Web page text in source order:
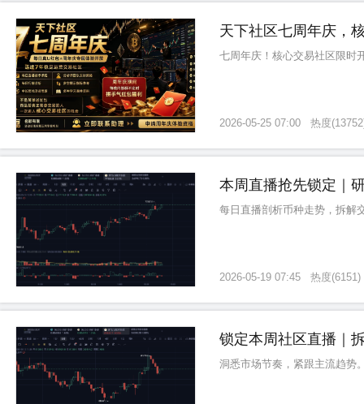
天下社区七周年庆，
七周年庆！核心交易社区限时
2026-05-25 07:00 热度(13752
本周直播抢先锁定｜
每日直播剖析币种走势，拆解
2026-05-19 07:45 热度(6151)
锁定本周社区直播｜
洞悉市场节奏，紧跟主流趋势